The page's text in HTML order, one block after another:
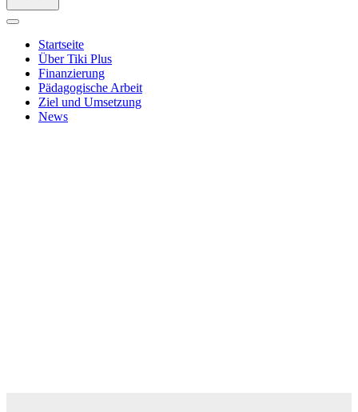
Navigations-
Startseite
Über Tiki Plus
Finanzierung
Pädagogische Arbeit
Ziel und Umsetzung
News